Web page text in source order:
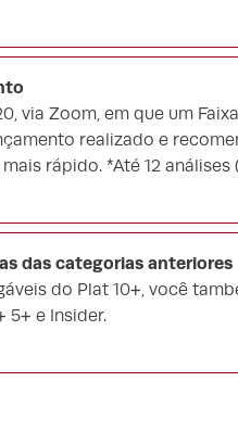
via Zoom, em que um
realizado e
rápido. *Até 12 análises
das categorias anteriores
do Plat 10+, você
5+ e Insider.